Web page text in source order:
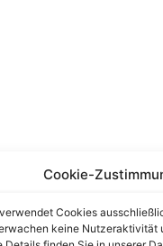
Cookie-
Cookies
keine